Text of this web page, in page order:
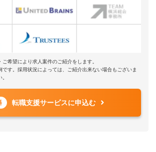
希望により求人案件のご紹介をします。
す。採用状況によっては、ご紹介出来ない場合もございま
転職支援サービスに申込む